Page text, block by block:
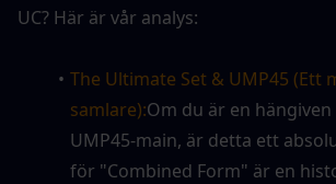
UC? Här är vår analys:
The Ultimate Set & UMP45 (Ett
samlare):Om du är en
UMP45-main, är detta ett
för "Combined Form" är en